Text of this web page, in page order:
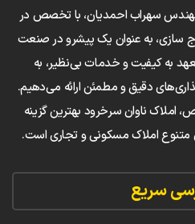
مهندس سهراب احمدیان، با تخصص در
سازی، به عنوان یک پیشرو در صنعت
به کیفیت و خدمات بی‌نظیر، به
دقیق و مطمئن ارائه می‌دهیم.
ناوان سرخرود بهترین گزینه
متنوع املاک مسکونی و تجاری است.
سریع